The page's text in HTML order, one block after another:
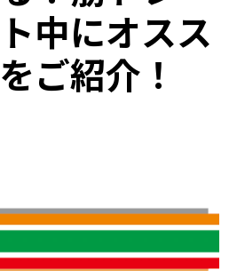
中にオスス
ご紹介！